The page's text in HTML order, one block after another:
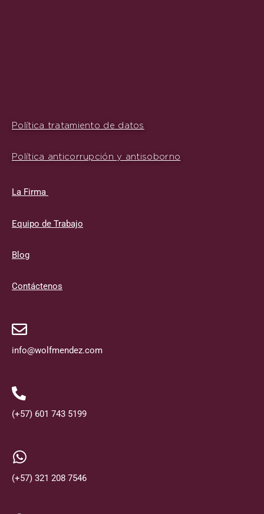
Política tratamiento de datos
Política anticorrupción y antisoborno
La Firma
Equipo de Trabajo
Blog
Contáctenos
info@wolfmendez.com
(+57) 601 743 5199
(+57) 321 208 7546